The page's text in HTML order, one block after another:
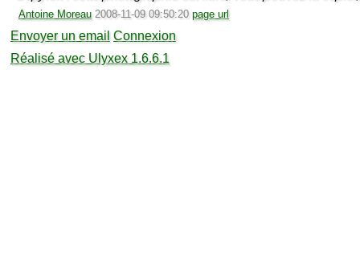
Antoine Moreau 2008-11-09 09:50:20 page url
Envoyer un email Connexion
Réalisé avec Ulyxex 1.6.6.1